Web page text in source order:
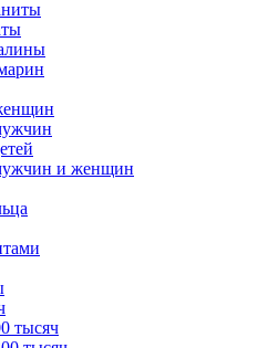
и женщин
тысяч